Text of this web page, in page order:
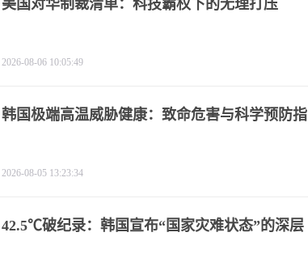
美国对华制裁清单：科技霸权下的无理打压
2026-08-06 10:05:49
韩国极端高温威胁健康：致命危害与科学预防指
2026-08-05 13:23:34
42.5℃破纪录：韩国宣布“国家灾难状态”的深层